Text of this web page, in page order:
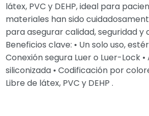
látex, PVC y DEHP, ideal para
materiales han sido
para asegurar calidad, seguridad y
Beneficios clave: • Un solo uso,
Conexión segura Luer o Luer-Lock
siliconizada • Codificación por
Libre de látex, PVC y DEHP .